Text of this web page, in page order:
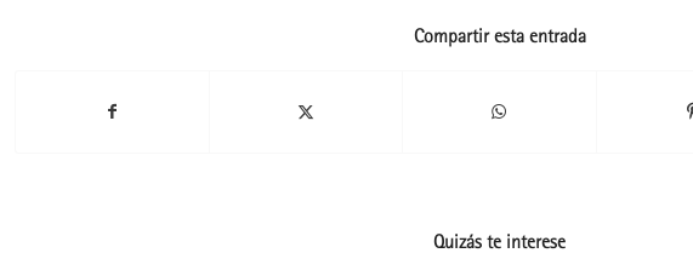
Compartir esta entrada
Quizás te interese